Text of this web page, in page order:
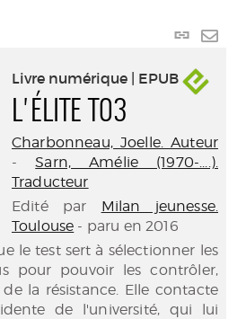
Lien
Livre numérique | EPUB
L'ÉLITE T03
Charbonneau, Joelle. Auteur
-Sarn, Amélie (1970-....).
Traducteur
Edité par Milan jeunesse.
Toulouse - paru en 2016
le test sert à sélectionner les
pour pouvoir les contrôler,
la résistance. Elle contacte
de l'université, qui lui